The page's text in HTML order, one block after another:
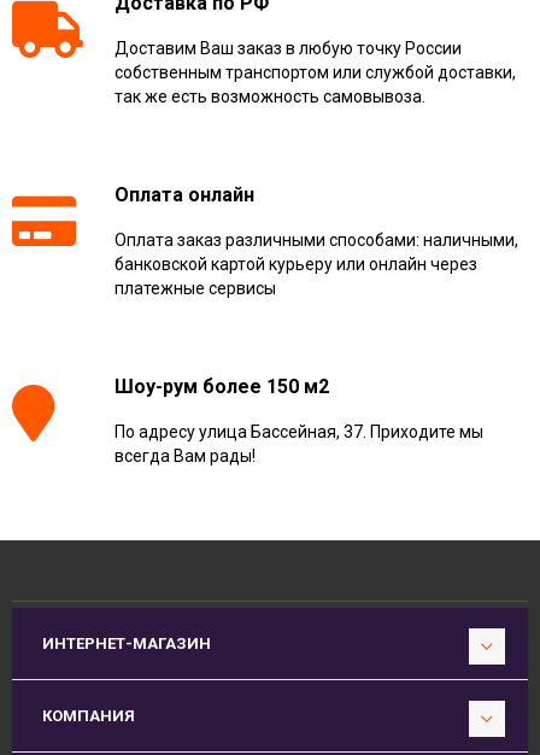
Доставим Ваш заказ в любую точку России
собственным транспортом или службой доставки,
так же есть возможность самовывоза.
Оплата онлайн
Оплата заказ различными способами: наличными,
банковской картой курьеру или онлайн через
платежные сервисы
Шоу-рум более 150 м2
По адресу улица Бассейная, 37. Приходите мы
всегда Вам рады!
ИНТЕРНЕТ-МАГАЗИН
КОМПАНИЯ